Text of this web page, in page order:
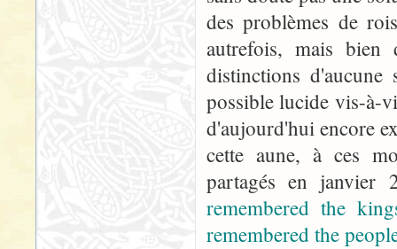
des problèmes de
autrefois, mais bien
distinctions
possible lucide vis-à-
d'aujourd'hui encore
cette aune, à ces
partagés en
remembered the
remembered the